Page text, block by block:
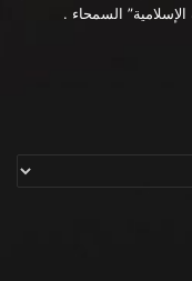
السمحاء .